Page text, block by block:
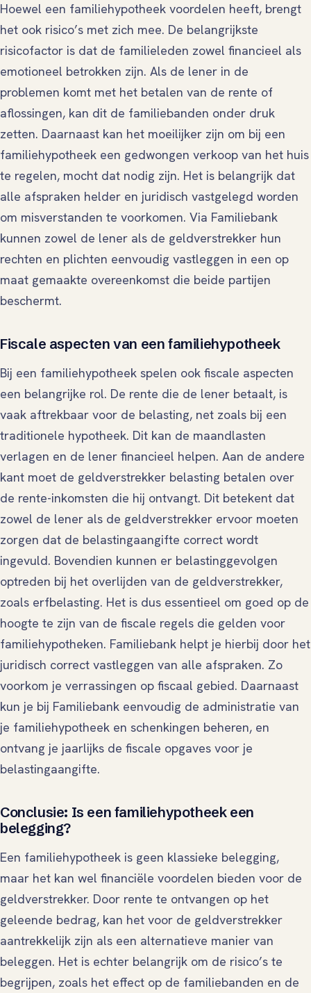
Hoewel een familiehypotheek voordelen heeft, brengt
het ook risico’s met zich mee. De belangrijkste
risicofactor is dat de familieleden zowel financieel als
emotioneel betrokken zijn. Als de lener in de
problemen komt met het betalen van de rente of
aflossingen, kan dit de familiebanden onder druk
zetten. Daarnaast kan het moeilijker zijn om bij een
familiehypotheek een gedwongen verkoop van het huis
te regelen, mocht dat nodig zijn. Het is belangrijk dat
alle afspraken helder en juridisch vastgelegd worden
om misverstanden te voorkomen. Via Familiebank
kunnen zowel de lener als de geldverstrekker hun
rechten en plichten eenvoudig vastleggen in een op
maat gemaakte overeenkomst die beide partijen
beschermt.
Fiscale aspecten van een familiehypotheek
Bij een familiehypotheek spelen ook fiscale aspecten
een belangrijke rol. De rente die de lener betaalt, is
vaak aftrekbaar voor de belasting, net zoals bij een
traditionele hypotheek. Dit kan de maandlasten
verlagen en de lener financieel helpen. Aan de andere
kant moet de geldverstrekker belasting betalen over
de rente-inkomsten die hij ontvangt. Dit betekent dat
zowel de lener als de geldverstrekker ervoor moeten
zorgen dat de belastingaangifte correct wordt
ingevuld. Bovendien kunnen er belastinggevolgen
optreden bij het overlijden van de geldverstrekker,
zoals erfbelasting. Het is dus essentieel om goed op de
hoogte te zijn van de fiscale regels die gelden voor
familiehypotheken. Familiebank helpt je hierbij door het
juridisch correct vastleggen van alle afspraken. Zo
voorkom je verrassingen op fiscaal gebied. Daarnaast
kun je bij Familiebank eenvoudig de administratie van
je familiehypotheek en schenkingen beheren, en
ontvang je jaarlijks de fiscale opgaves voor je
belastingaangifte.
Conclusie: Is een familiehypotheek een
belegging?
Een familiehypotheek is geen klassieke belegging,
maar het kan wel financiële voordelen bieden voor de
geldverstrekker. Door rente te ontvangen op het
geleende bedrag, kan het voor de geldverstrekker
aantrekkelijk zijn als een alternatieve manier van
beleggen. Het is echter belangrijk om de risico’s te
begrijpen, zoals het effect op de familiebanden en de